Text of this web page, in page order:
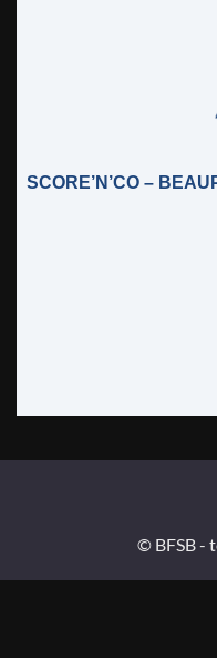
SCORE’N’CO –
© BFSB -